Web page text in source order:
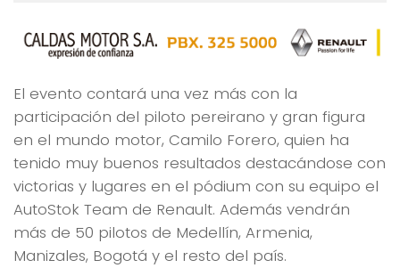
El evento contará una vez más con la
participación del piloto pereirano y gran figura
en el mundo motor, Camilo Forero, quien ha
tenido muy buenos resultados destacándose con
victorias y lugares en el pódium con su equipo el
AutoStok Team de Renault. Además vendrán
más de 50 pilotos de Medellín, Armenia,
Manizales, Bogotá y el resto del país.